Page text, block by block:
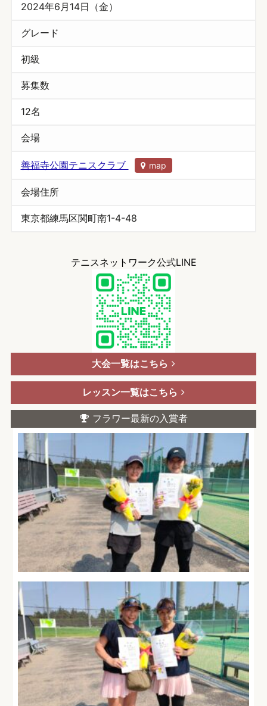
2024年6月14日（金）
グレード
初級
募集数
12名
会場
善福寺公園テニスクラブ map
会場住所
東京都練馬区関町南1-4-48
テニスネットワーク公式LINE
大会一覧はこちら
レッスン一覧はこちら
フラワー最新の入賞者